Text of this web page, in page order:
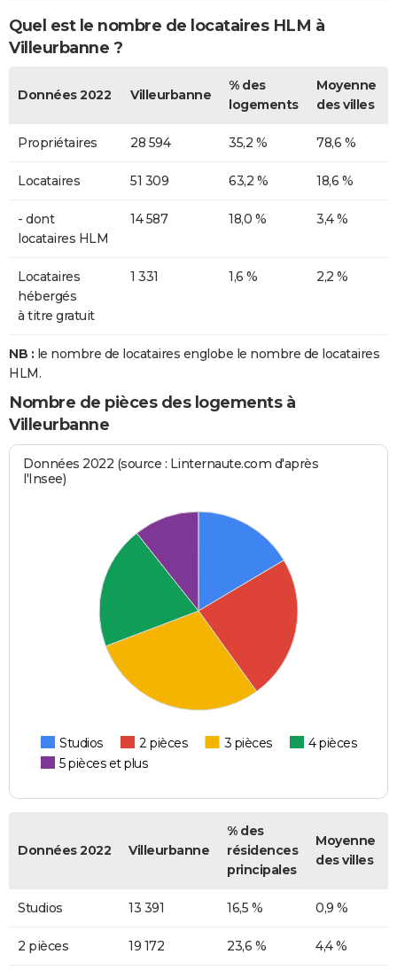
Quel est le nombre de locataires HLM à
Villeurbanne ?
Données 2022 Villeurbanne
% des
logements
Moyenne
des villes
Propriétaires 28 594 35,2 % 78,6 %
Locataires 51 309 63,2 % 18,6 %
- dont
locataires HLM
14 587 18,0 % 3,4 %
Locataires
hébergés
à titre gratuit
1 331 1,6 % 2,2 %
NB : le nombre de locataires englobe le nombre de locataires
HLM.
Nombre de pièces des logements à
Villeurbanne
Données 2022 (source : Linternaute.com d'après
l'Insee)
Studios 2 pièces 3 pièces
4 pièces
5 pièces et plus
Données 2022 Villeurbanne
% des
résidences
principales
Moyenne
des villes
Studios 13 391 16,5 % 0,9 %
2 pièces 19 172 23,6 % 4,4 %